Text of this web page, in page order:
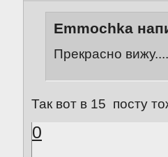
Emmochka
Прекрасно вижу....
Так вот в 15 посту
0